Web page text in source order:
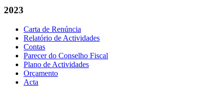
2023
Carta de Renúncia
Relatório de Actividades
Contas
Parecer do Conselho Fiscal
Plano de Actividades
Orçamento
Acta